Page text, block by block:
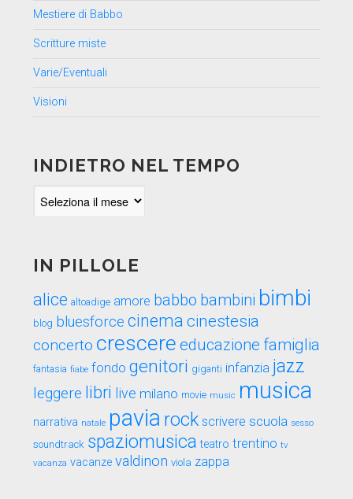
Mestiere di Babbo
Scritture miste
Varie/Eventuali
Visioni
INDIETRO NEL TEMPO
IN PILLOLE
alice altoadige amore babbo bambini bimbi
blog bluesforce cinema cinestesia
concerto crescere educazione famiglia
fantasia fiabe fondo genitori giganti infanzia jazz
leggere libri live milano movie music musica
narrativa natale pavia rock scrivere scuola sesso
soundtrack spaziomusica teatro trentino tv
vacanza vacanze valdinon viola zappa